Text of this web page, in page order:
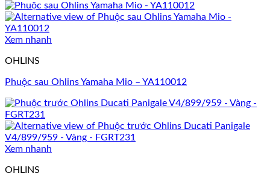
Xem nhanh
OHLINS
Phuộc sau Ohlins Yamaha Mio – YA110012
Xem nhanh
OHLINS